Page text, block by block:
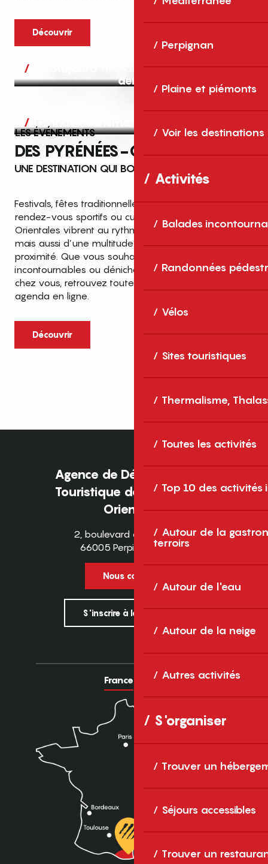
Perpignan
Plaine et piémonts
Voir les destinations
Activités
Balades
Randonnées
Vélos
Sites touristiques
Thermalisme,
Toutes les activités
Top 10 des activités
Autour de la
terroirs
Autour de l'eau
Autour de la neige
Autres activités
S'organiser
Trouver un
Séjours accessibles
Trouver un
Découvrir
Aujourd’hui, demain et après-
demain
Grands événements
LES ÉVÉNEMENTS
DES PYRÉNÉES-ORIENTALES
UNE DESTINATION QUI BOUGE TOUTE L’ANNÉE
Festivals, fêtes traditionnelles, concerts, expositions,
rendez-vous sportifs ou culturels… les Pyrénées-
Orientales vibrent au rythme de grands temps forts
mais aussi d’une multitude d’événements de
proximité. Que vous souhaitiez vivre les
incontournables ou dénicher des sorties près de
chez vous, retrouvez toutes les infos dans notre
agenda en ligne.
Découvrir
Top des événements et sorties
en famille
cet été dans les Pyrénées-Orientales
Entre mer Méditerranée, villages de
caractère et grands espaces naturels, les
Pyrénées-Orientales sont une destination
idéale pour partager des moments en
famille tout au long...
Agence de Développement
Touristique des Pyrénées-
Orientales
2, boulevard des Pyrénées
66005 Perpignan Cedex
Nous contacter
S'inscrire à la newsletter
France Europe